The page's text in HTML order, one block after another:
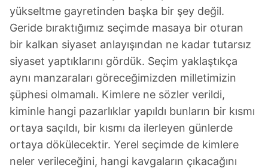
yükseltme gayretinden başka bir şey değil.
Geride bıraktığımız seçimde masaya bir oturan
bir kalkan siyaset anlayışından ne kadar tutarsız
siyaset yaptıklarını gördük. Seçim yaklaştıkça
aynı manzaraları göreceğimizden milletimizin
şüphesi olmamalı. Kimlere ne sözler verildi,
kiminle hangi pazarlıklar yapıldı bunların bir kısmı
ortaya saçıldı, bir kısmı da ilerleyen günlerde
ortaya dökülecektir. Yerel seçimde de kimlere
neler verileceğini, hangi kavgaların çıkacağını